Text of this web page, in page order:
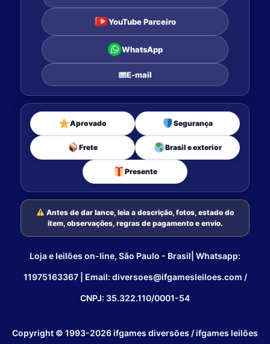
YouTube Parceiro
WhatsApp
E-mail
Aprovado Segurança
Frete Brasil e exterior
Presente
Antes de dar lance, leia a descrição, fotos, estado do
item, observações, regras de pagamento e envio.
Loja e leilões on-line, São Paulo - Brasil| Whatsapp:
11975163367 | Email: diversoes@ifgamesleiloes.com /
CNPJ: 35.322.110/0001-54
Copyright © 1993-2026 ifgames diversões / ifgames leilões